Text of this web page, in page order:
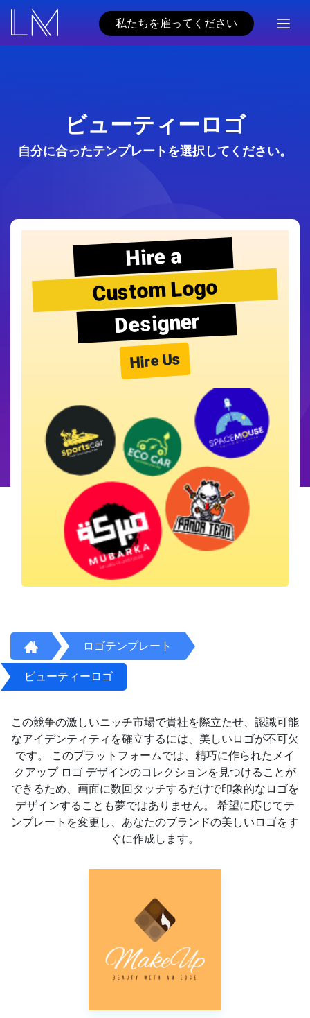
私たちを雇ってください
ビューティーロゴ
自分に合ったテンプレートを選択してください。
Hire a
Custom Logo
Designer
Hire Us
ロゴテンプレート
ビューティーロゴ
この競争の激しいニッチ市場で貴社を際立たせ、認識可能
なアイデンティティを確立するには、美しいロゴが不可欠
です。 このプラットフォームでは、精巧に作られたメイ
クアップ ロゴ デザインのコレクションを見つけることが
できるため、画面に数回タッチするだけで印象的なロゴを
デザインすることも夢ではありません。 希望に応じてテ
ンプレートを変更し、あなたのブランドの美しいロゴをす
ぐに作成します。